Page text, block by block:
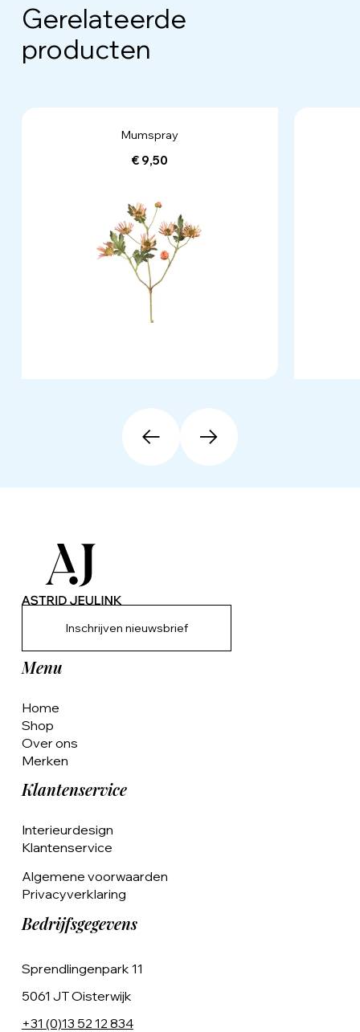
Gerelateerde
producten
Mumspray
€ 9,50
Inschrijven nieuwsbrief
Menu
Home
Shop
Over ons
Merken
Klantenservice
Interieurdesign
Klantenservice
Algemene voorwaarden
Privacyverklaring
Bedrijfsgegevens
Sprendlingenpark 11
5061 JT Oisterwijk
+31 (0)13 52 12 834